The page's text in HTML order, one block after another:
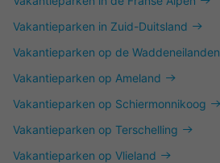
Vakantieparken in Zuid-Duitsland
Vakantieparken op de Waddeneilanden
Vakantieparken op Ameland
Vakantieparken op Schiermonnikoog
Vakantieparken op Terschelling
Vakantieparken op Vlieland